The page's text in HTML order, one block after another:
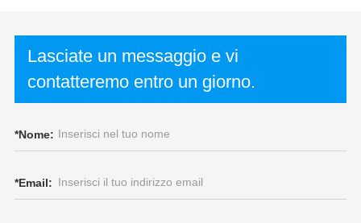
Lasciate un messaggio e vi
contatteremo entro un giorno.
*Nome:
*Email: